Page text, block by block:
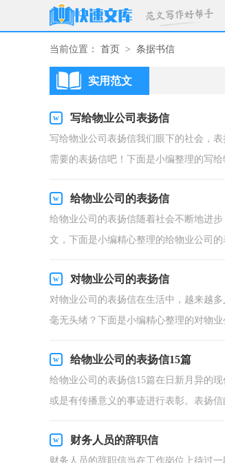
当前位置： 首页 > 条据书信
实用范文
写给物业公司表扬信
写给物业公司表扬信我们眼下的社会，
需要的表扬信吧！下面是小编整理的写
给物业公司的表扬信
给物业公司的表扬信随着社会不断地进
文，下面是小编精心整理的给物业公司
对物业公司的表扬信
对物业公司的表扬信在生活中，越来越
毫无头绪？下面是小编精心整理的对物
给物业公司的表扬信15篇
给物业公司的表扬信15篇在日新月异的
或是有传播意义的事迹进行表彰。表扬
财务人员的辞职信
财务人员的辞职信当在工作岗位上待过